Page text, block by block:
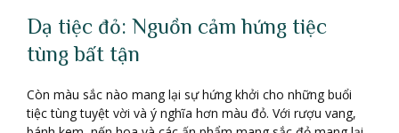
Dạ tiệc đỏ: Nguồn cảm hứng tiệc
tùng bất tận
Còn màu sắc nào mang lại sự hứng khởi cho những buổi
tiệc tùng tuyệt vời và ý nghĩa hơn màu đỏ. Với rượu vang,